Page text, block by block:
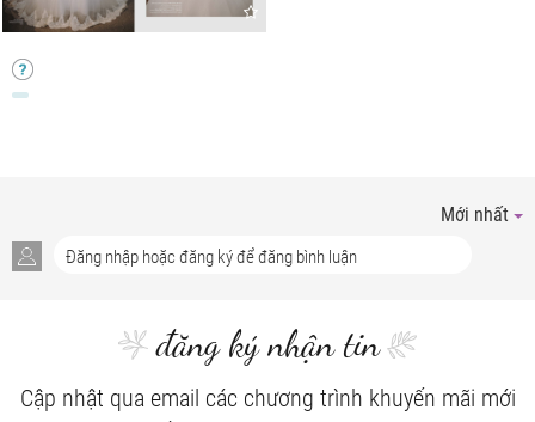
Mới nhất
đăng ký nhận tin
Cập nhật qua email các chương trình khuyến mãi mới